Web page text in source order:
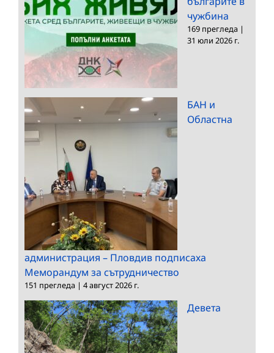
чужбина
169 прегледа |
31 юли 2026 г.
БАН и
Областна
администрация – Пловдив подписаха
Меморандум за сътрудничество
151 прегледа | 4 август 2026 г.
Девета